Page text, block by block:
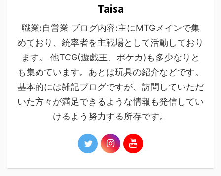
Taisa
職業:自営業 ブログ内容:主にMTGメインで集
めており、統率者を主戦場として活動しており
ます。 他TCG(遊戯王、ポケカ)も多少なりと
も集めています。あとは玩具の紹介などです。
基本的には雑記ブログですが、訪問していただ
いた方々が満足できるような情報も発信してい
けるよう努力する所存です。